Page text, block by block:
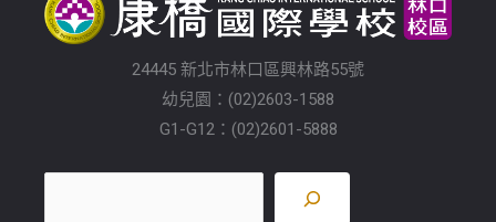
24445 新北市林口區興林路55號
幼兒園：(02)2603-1588
G1-G12：(02)2601-5888